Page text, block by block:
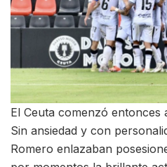
El Ceuta comenzó entonces
Sin ansiedad y con
Romero enlazaban